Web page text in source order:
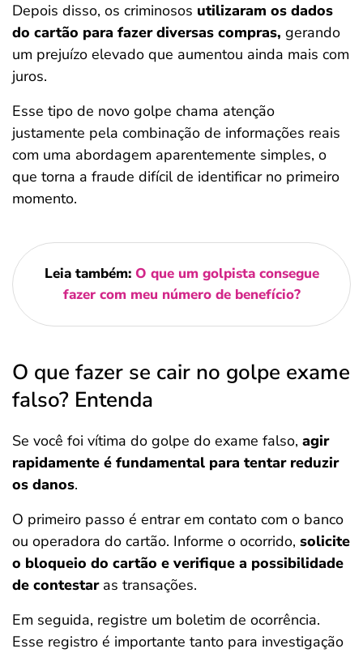
Depois disso, os criminosos utilizaram os dados
do cartão para fazer diversas compras, gerando
um prejuízo elevado que aumentou ainda mais com
juros.
Esse tipo de novo golpe chama atenção
justamente pela combinação de informações reais
com uma abordagem aparentemente simples, o
que torna a fraude difícil de identificar no primeiro
momento.
Leia também: O que um golpista consegue
fazer com meu número de benefício?
O que fazer se cair no golpe exame
falso? Entenda
Se você foi vítima do golpe do exame falso, agir
rapidamente é fundamental para tentar reduzir
os danos.
O primeiro passo é entrar em contato com o banco
ou operadora do cartão. Informe o ocorrido, solicite
o bloqueio do cartão e verifique a possibilidade
de contestaras transações.
Em seguida, registre um boletim de ocorrência.
Esse registro é importante tanto para investigação